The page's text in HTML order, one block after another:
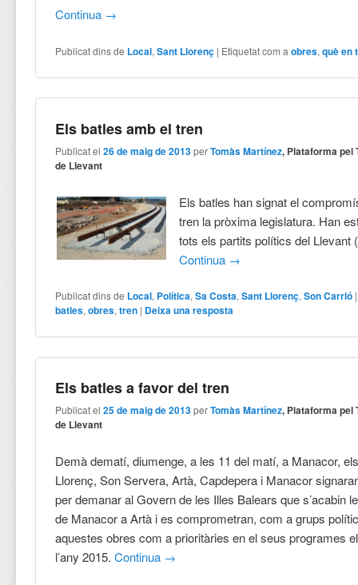
Continua →
Publicat dins de Local,Sant Llorenç | Etiquetat com a obres,què en
Els batles amb el tren
Publicat el26 de maig de 2013 perTomàs Martínez, Plataforma pel
de Llevant
Els batles han signat el
tren la pròxima legislatura. Han
tots els partits polítics del Llevant
Continua →
Publicat dins de Local, Política,Sa Costa,Sant Llorenç,Son Carrió
batles,obres,tren | Deixa una resposta
Els batles a favor del tren
Publicat el25 de maig de 2013 perTomàs Martínez, Plataforma pel
de Llevant
Demà dematí, diumenge, a les 11 del matí, a Manacor,
Llorenç, Son Servera, Artà, Capdepera i Manacor
per demanar al Govern de les Illes Balears que s’acabin
de Manacor a Artà i es comprometran, com a grups
aquestes obres com a prioritàries en el seus programes
l’any 2015.Continua →